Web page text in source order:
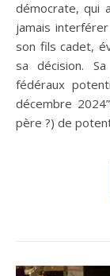
démocrate, qui
jamais
son fils cadet,
sa décision.
fédéraux
décembre
père ?) de